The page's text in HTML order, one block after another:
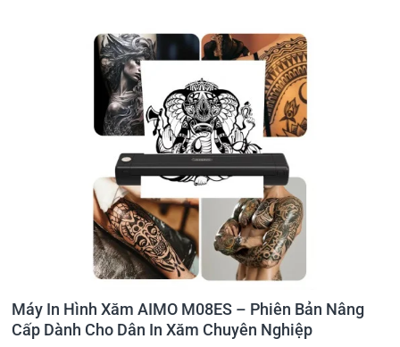
Máy In Hình Xăm AIMO M08ES – Phiên Bản Nâng
Cấp Dành Cho Dân In Xăm Chuyên Nghiệp